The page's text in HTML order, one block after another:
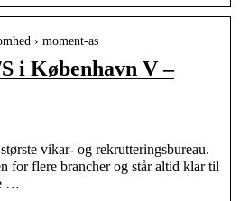
› moment-as
i København V –
vikar- og rekrutteringsbureau.
for flere brancher og står altid klar til
…